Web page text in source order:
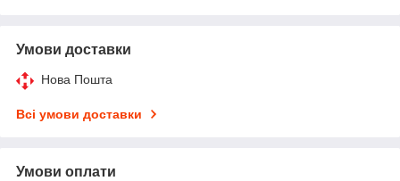
Умови доставки
Нова Пошта
Всі умови доставки
Умови оплати